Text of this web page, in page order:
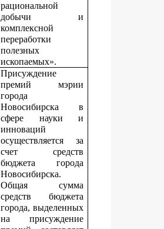
рациональной
добычи и
комплексной
переработки
полезных
ископаемых».
Присуждение
премий мэрии
города
Новосибирска в
сфере науки и
инноваций
осуществляется за
счет средств
бюджета города
Новосибирска.
Общая сумма
средств бюджета
города, выделенных
на присуждение